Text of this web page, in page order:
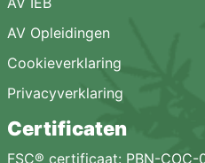
AV Opleidingen
Cookieverklaring
Privacyverklaring
Certificaten
FSC® certificaat: PBN-COC-